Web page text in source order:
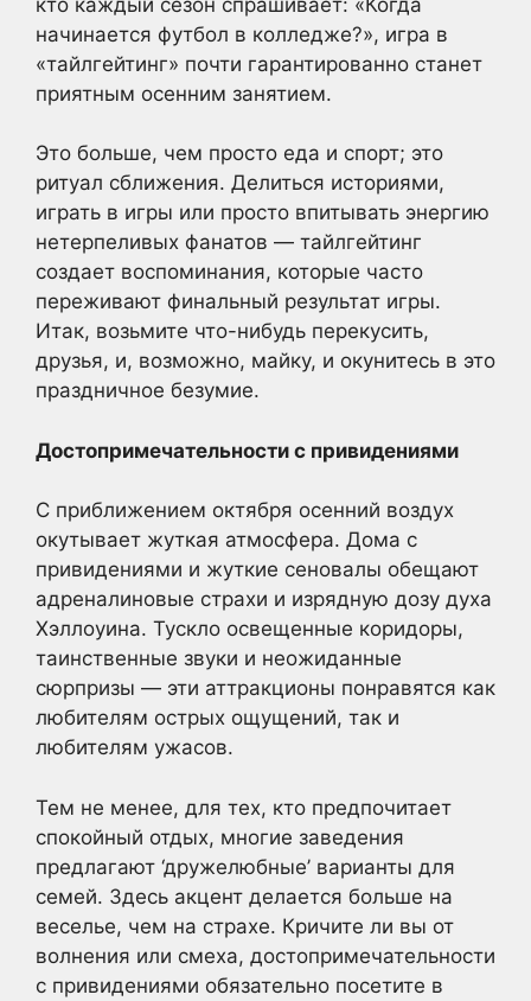
начинается футбол в колледже?», игра в
«тайлгейтинг» почти гарантированно станет
приятным осенним занятием.
Это больше, чем просто еда и спорт; это
ритуал сближения. Делиться историями,
играть в игры или просто впитывать энергию
нетерпеливых фанатов — тайлгейтинг
создает воспоминания, которые часто
переживают финальный результат игры.
Итак, возьмите что-нибудь перекусить,
друзья, и, возможно, майку, и окунитесь в это
праздничное безумие.
Достопримечательности с привидениями
С приближением октября осенний воздух
окутывает жуткая атмосфера. Дома с
привидениями и жуткие сеновалы обещают
адреналиновые страхи и изрядную дозу духа
Хэллоуина. Тускло освещенные коридоры,
таинственные звуки и неожиданные
сюрпризы — эти аттракционы понравятся как
любителям острых ощущений, так и
любителям ужасов.
Тем не менее, для тех, кто предпочитает
спокойный отдых, многие заведения
предлагают ‘дружелюбные’ варианты для
семей. Здесь акцент делается больше на
веселье, чем на страхе. Кричите ли вы от
волнения или смеха, достопримечательности
с привидениями обязательно посетите в